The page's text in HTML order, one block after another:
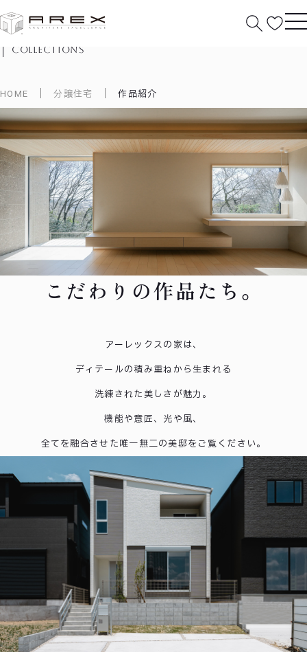
作品紹介
collections
HOME 分譲住宅 作品紹介
こだわりの作品たち。
アーレックスの家は、
ディテールの積み重ねから生まれる
洗練された美しさが魅力。
機能や意匠、光や風、
全てを融合させた唯一無二の美邸をご覧ください。